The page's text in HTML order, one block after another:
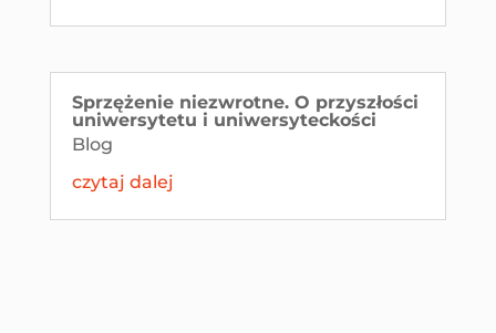
Sprzężenie niezwrotne. O przyszłości
uniwersytetu i uniwersyteckości
Blog
czytaj dalej